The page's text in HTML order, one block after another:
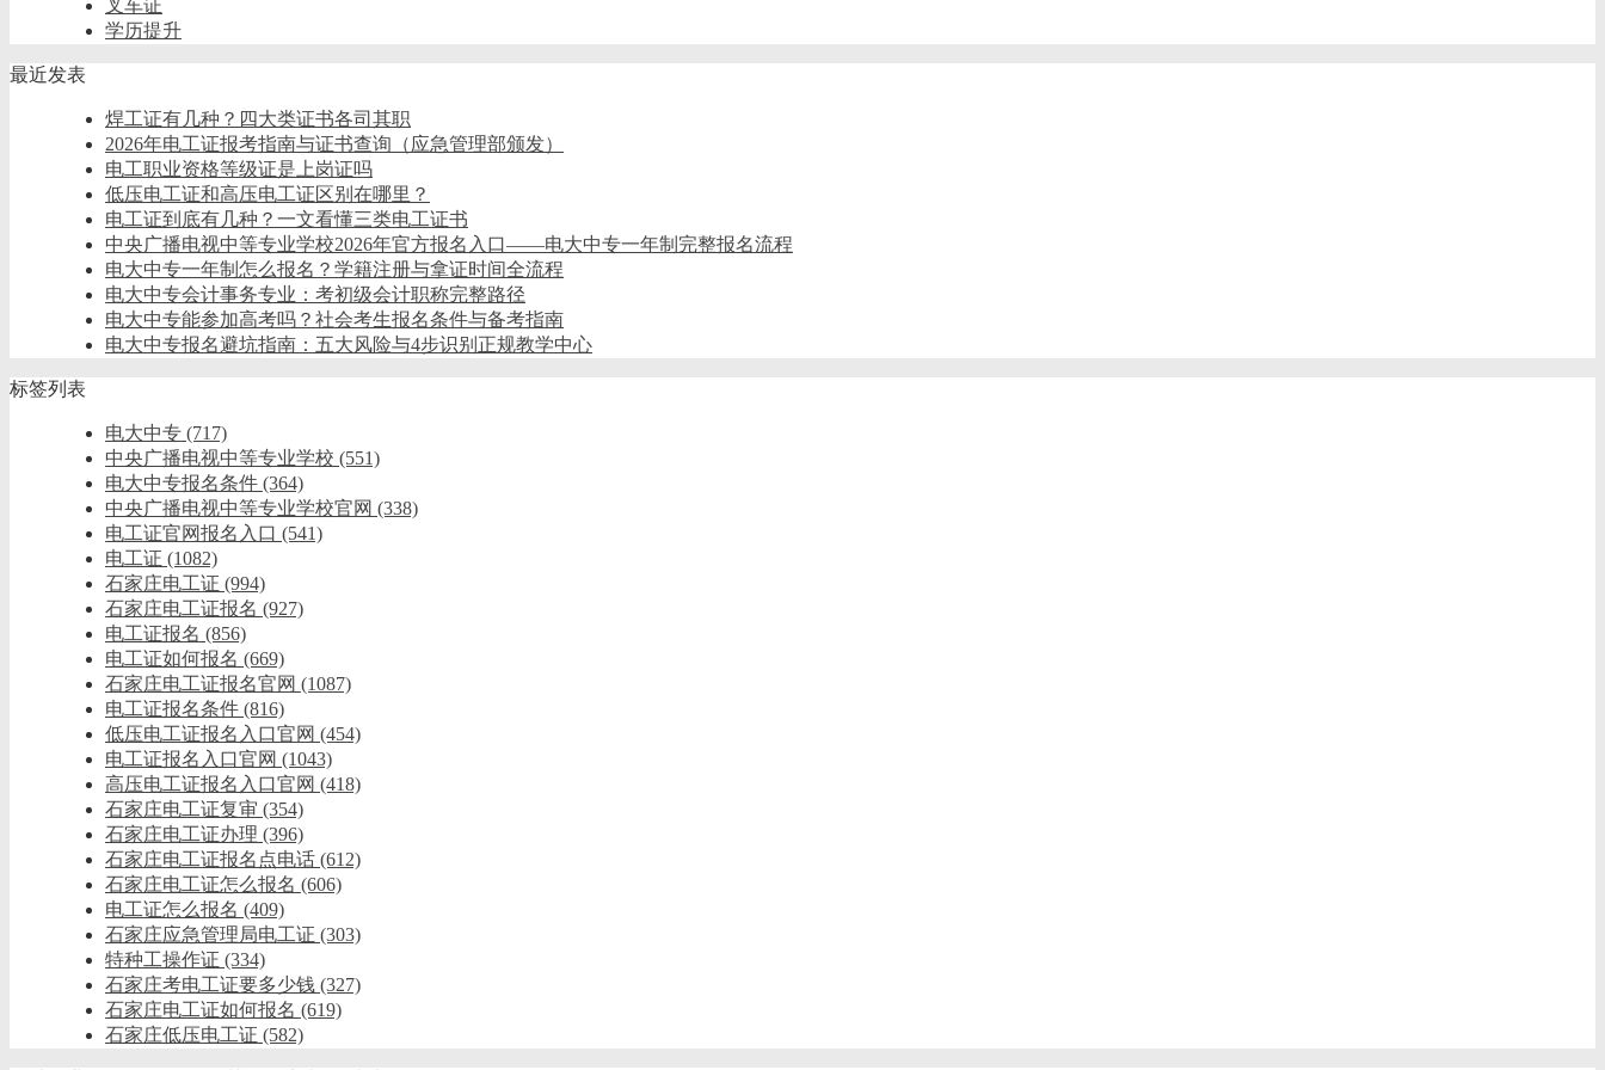
叉车证
学历提升
最近发表
焊工证有几种？四大类证书各司其职
2026年电工证报考指南与证书查询（应急管理部颁发）
电工职业资格等级证是上岗证吗
低压电工证和高压电工证区别在哪里？
电工证到底有几种？一文看懂三类电工证书
中央广播电视中等专业学校2026年官方报名入口——电大中专一年制完整报名流程
电大中专一年制怎么报名？学籍注册与拿证时间全流程
电大中专会计事务专业：考初级会计职称完整路径
电大中专能参加高考吗？社会考生报名条件与备考指南
电大中专报名避坑指南：五大风险与4步识别正规教学中心
标签列表
电大中专 (717)
中央广播电视中等专业学校 (551)
电大中专报名条件 (364)
中央广播电视中等专业学校官网 (338)
电工证官网报名入口 (541)
电工证 (1082)
石家庄电工证 (994)
石家庄电工证报名 (927)
电工证报名 (856)
电工证如何报名 (669)
石家庄电工证报名官网 (1087)
电工证报名条件 (816)
低压电工证报名入口官网 (454)
电工证报名入口官网 (1043)
高压电工证报名入口官网 (418)
石家庄电工证复审 (354)
石家庄电工证办理 (396)
石家庄电工证报名点电话 (612)
石家庄电工证怎么报名 (606)
电工证怎么报名 (409)
石家庄应急管理局电工证 (303)
特种工操作证 (334)
石家庄考电工证要多少钱 (327)
石家庄电工证如何报名 (619)
石家庄低压电工证 (582)